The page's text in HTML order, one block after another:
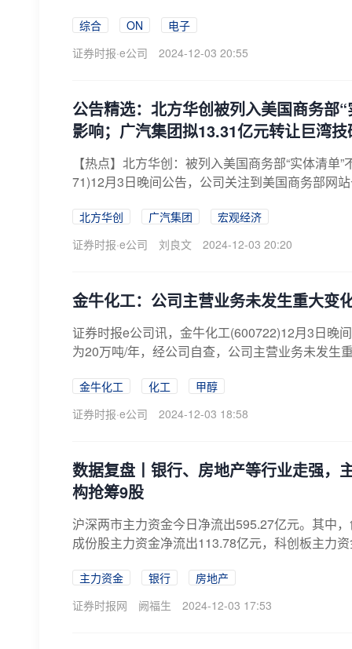
综合 ON
电子
证券时报·e公司
2024-12-03 20:55
公告精选：北方华创被列入美国商务部
影响；广汽集团拟13.31亿元转让巨湾
【热点】北方华创：被列入美国商务部“实体清
71)12月3日晚间公告，公司关注到美国商务部网
北方华创 广汽集团
宏观经济
证券时报·e公司
刘良文 2024-12-03 20:20
金牛化工：公司主营业务未发生重大变
证券时报e公司讯，金牛化工(600722)12月3日晚
为20万吨/年，经公司自查，公司主营业务未发生
金牛化工 化工
甲醇
证券时报·e公司
2024-12-03 18:58
数据复盘丨银行、房地产等行业走强，
构抢筹9股
沪深两市主力资金今日净流出595.27亿元。其中
成份股主力资金净流出113.78亿元，科创板主力
主力资金 银行
房地产
证券时报网
阙福生 2024-12-03 17:53